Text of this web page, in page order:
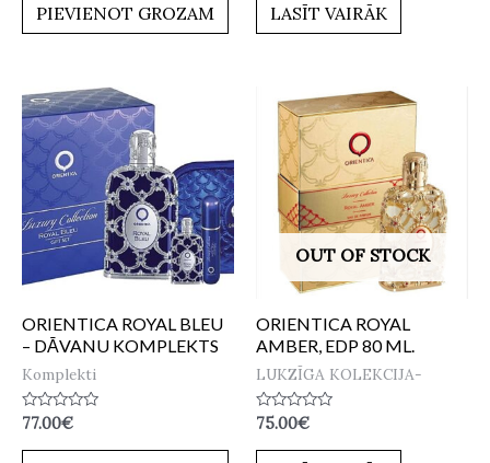
PIEVIENOT GROZAM LASĪT VAIRĀK
ORIENTICA ROYAL BLEU
– DĀVANU KOMPLEKTS
Komplekti
Novērtēts
0
77.00€
OUT OF STOCK
ORIENTICA ROYAL
AMBER, EDP 80 ML.
LUKZĪGA KOLEKCIJA-
Novērtēts
0
75.00€